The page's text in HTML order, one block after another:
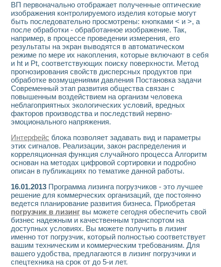
ВП первоначально отображает полученные оптические
изображения контролируемого изделия которые могут
быть последовательно просмотрены: кнопками < и >, а
после обработки - обработанное изображение. Так,
например, в процессе проведении измерения, его
результаты на экран выводятся в автоматическом
режиме по мере их накопления, которые включают в себя
и ht и Pt, соответствующих поиску поверхности. Метод
прогнозирования свойств дисперсных продуктов при
обработке возмущениями давления Постановка задачи
Современный этап развития общества связан с
повышенным воздействием на организм человека
неблагоприятных экологических условий, вредных
факторов производства и последствий нервно-
эмоционального напряжения.
Интерфейс блока позволяет задавать вид и параметры
этих сигналов. Реализации, закон распределения и
корреляционная функция случайного процесса Алгоритм
основан на методах цифровой сортировки и подробно
описан в публикациях по тематике данной работы.
16.01.2013 Программа лизинга погрузчиков - это лучшее
решение для коммерческих организаций, где постоянно
ведется планирование развития бизнеса. Приобретая
погрузчик в лизинг вы можете сегодня обеспечить свой
бизнес надежным и качественным транспортом на
доступных условиях. Вы можете получить в лизинг
именно тот погрузчик, который полностью соответствует
вашим техническим и коммерческим требованиям. Для
вашего удобства, предлагаются в лизинг погрузчики и
спецтехника на срок от до 5-и лет.